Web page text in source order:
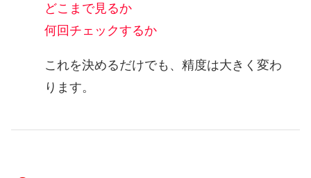
どこまで見るか
何回チェックするか
これを決めるだけでも、精度は大きく変わ
ります。